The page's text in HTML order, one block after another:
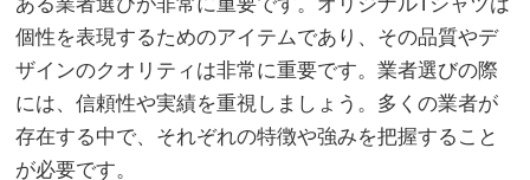
個性を表現するためのアイテムであり、その品質やデ
ザインのクオリティは非常に重要です。業者選びの際
には、信頼性や実績を重視しましょう。多くの業者が
存在する中で、それぞれの特徴や強みを把握すること
が必要です。